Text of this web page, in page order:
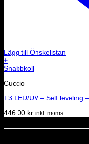
Lägg till Önskelistan
+
Snabbkoll
Cuccio
T3 LED/UV – Self leveling
446.00 kr inkl. moms